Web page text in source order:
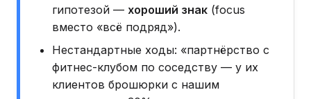
гипотезой — хороший знак (focus
вместо «всё подряд»).
Нестандартные ходы: «партнёрство с
фитнес-клубом по соседству — у их
клиентов брошюрки с нашим